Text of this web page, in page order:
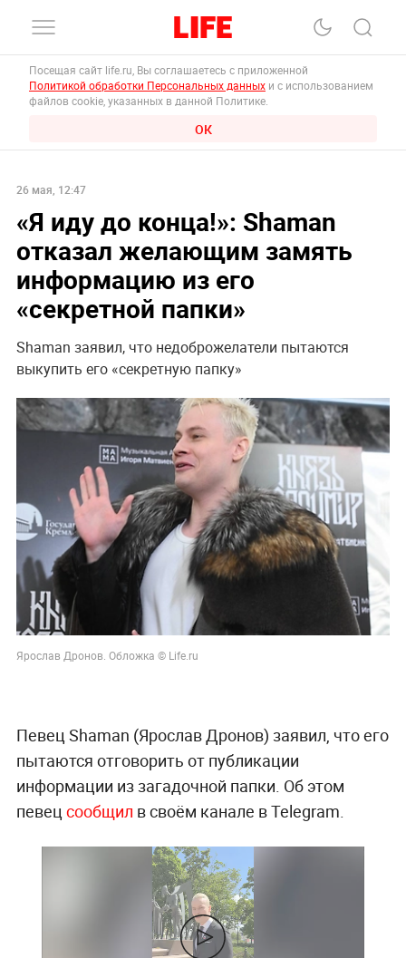
Посещая сайт life.ru, Вы соглашаетесь с приложенной
Политикой обработки Персональных данных и с использованием
файлов cookie, указанных в данной Политике.
ОК
26 мая, 12:47
«Я иду до конца!»: Shaman
отказал желающим замять
информацию из его
«секретной папки»
Shaman заявил, что недоброжелатели пытаются
выкупить его «секретную папку»
Ярослав Дронов. Обложка © Life.ru
Певец Shaman (Ярослав Дронов) заявил, что его
пытаются отговорить от публикации
информации из загадочной папки. Об этом
певецсообщил в своём канале в Telegram.